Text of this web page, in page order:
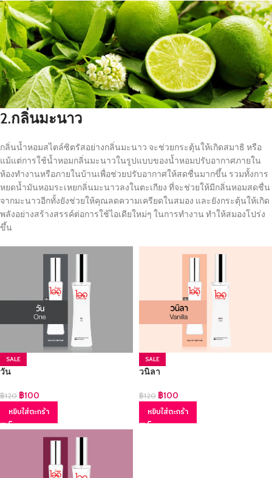
2.กลิ่นมะนาว
กลิ่นน้ำหอมสไตล์ซิตรัสอย่างกลิ่นมะนาว จะช่วยกระตุ้นให้เกิดสมาธิ หรือ
แม้แต่การใช้น้ำหอมกลิ่นมะนาวในรูปแบบของน้ำหอมปรับอากาศภายใน
ห้องทำงานหรือภายในบ้านเพื่อช่วยปรับอากาศให้สดชื่นมากขึ้น รวมทั้งการ
หยดน้ำมันหอมระเหยกลิ่นมะนาวลงในตะเกียง ที่จะช่วยให้มีกลิ่นหอมสดชื่น
จากมะนาวอีกทั้งยังช่วยให้คุณลดความเครียดในสมอง และยังกระตุ้นให้เกิด
พลังอย่างสร้างสรรค์ต่อการใช้ไอเดียใหม่ๆ ในการทำงาน ทำให้สมองโปร่ง
ขึ้น
SALE
วัน
฿120 ฿100
หยิบใส่ตะกร้า
SALE
วนิลา
฿120 ฿100
หยิบใส่ตะกร้า